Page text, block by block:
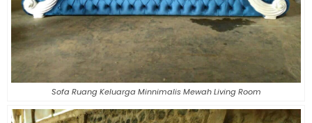
Sofa Ruang Keluarga Minnimalis Mewah Living Room